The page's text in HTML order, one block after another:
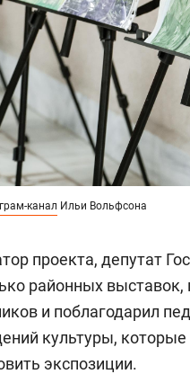
канал Ильи Вольфсона
проекта, депутат
районных
и поблагодарил
культуры,
экспозиции.